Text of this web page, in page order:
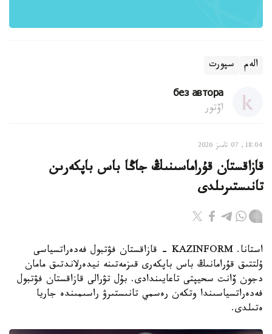
الەم سپورت
без автора
اۆتور
18:04, 07 تامىز 2026
قازاقستان قۇراماسىنىڭ جاڭا باس باپكەرىن
تانىستىرىلدى
استانا. KAZINFORM - قازاقستان فۋتبول فەدەراتسياسى
ۇلتتىق قۇرامانىڭ باس باپكەرى قىزمەتىنە نيدەرلاندتىق مامان
دجون ۆانت سحيپتى تاعايىندادى. بۇل تۋرالى قازاقستان فۋتبول
فەدەراتسياسىندا وتكەن رەسمي تانىستىرۋ راسىمىندە جاريا
ەتىلدى.